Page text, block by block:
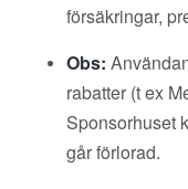
försäkringar,
Obs:
rabatter (t ex
Sponsorhuset
går förlorad.